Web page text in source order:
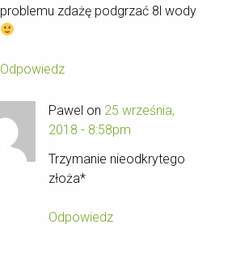
problemu zdażę podgrzać 8l wody
Odpowiedz
Pawel on 25 września,
2018 - 8:58pm
Trzymanie nieodkrytego
złoża*
Odpowiedz